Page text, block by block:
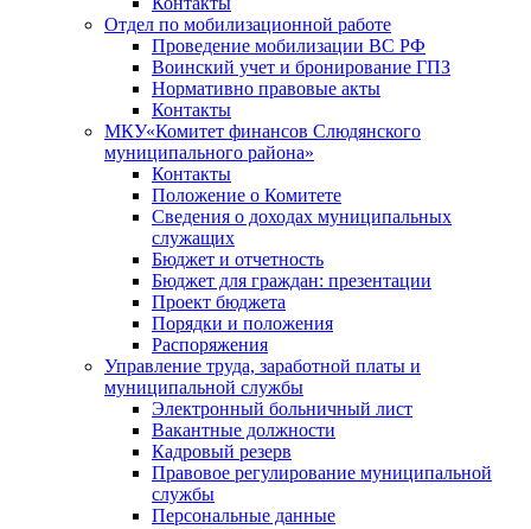
Отдел по мобилизационной работе
Проведение мобилизации ВС РФ
Воинский учет и бронирование ГПЗ
Нормативно правовые акты
Контакты
МКУ«Комитет финансов Слюдянского
муниципального района»
Контакты
Положение о Комитете
Сведения о доходах муниципальных
служащих
Бюджет и отчетность
Бюджет для граждан: презентации
Проект бюджета
Порядки и положения
Распоряжения
Управление труда, заработной платы и
муниципальной службы
Электронный больничный лист
Вакантные должности
Кадровый резерв
Правовое регулирование муниципальной
службы
Персональные данные